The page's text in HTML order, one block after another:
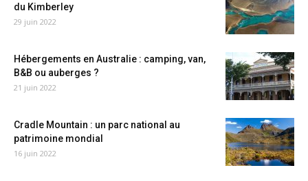
du Kimberley
29 juin 2022
Hébergements en Australie : camping, van,
B&B ou auberges ?
21 juin 2022
Cradle Mountain : un parc national au
patrimoine mondial
16 juin 2022